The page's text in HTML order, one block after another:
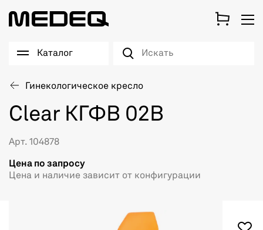
Каталог
Гинекологическое кресло
Clear КГФВ 02В
Арт. 104878
Цена по запросу
Цена и наличие зависит от конфигурации